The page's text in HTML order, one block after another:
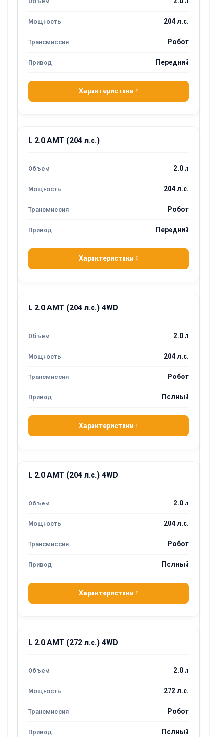
204 л.с.
Робот
Передний
Характеристики
L 2.0 AMT (204 л.с.)
2.0 л
204 л.с.
Робот
Передний
Характеристики
L 2.0 AMT (204 л.с.) 4WD
2.0 л
204 л.с.
Робот
Полный
Характеристики
L 2.0 AMT (204 л.с.) 4WD
2.0 л
204 л.с.
Робот
Полный
Характеристики
L 2.0 AMT (272 л.с.) 4WD
2.0 л
272 л.с.
Робот
Полный